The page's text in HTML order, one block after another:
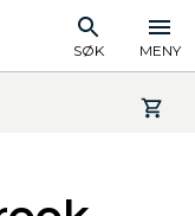
SØK MENY